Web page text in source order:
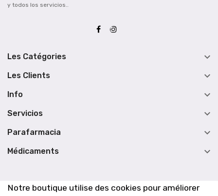
Notre boutique utilise des cookies pour améliorer
y todos los servicios..
Les Catégories 
Les Clients 
Info 
Servicios 
Parafarmacia 
Médicaments 